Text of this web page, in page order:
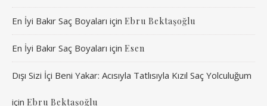
En İyi Bakır Saç Boyaları için Ebru Bektaşoğlu
En İyi Bakır Saç Boyaları için Esen
Dışı Sizi İçi Beni Yakar: Acısıyla Tatlısıyla Kızıl Saç Yolculuğum
için Ebru Bektaşoğlu